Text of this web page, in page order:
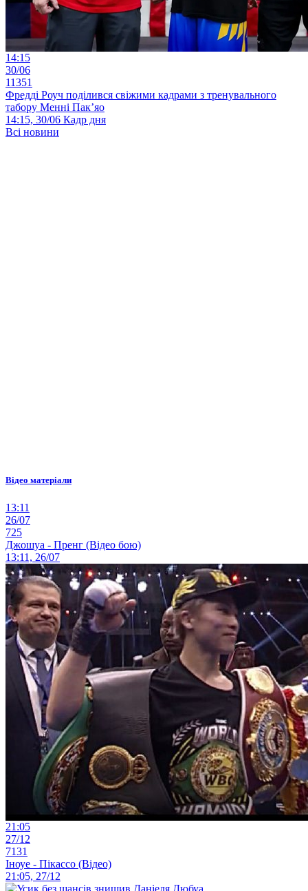
14:15
30/06
11351
Фредді Роуч поділився свіжими кадрами з тренувального
табору Менні Пак’яо
14:15, 30/06 Кадр дня
Всі новини
Відео матеріали
13:11
26/07
725
Джошуа - Пренг (Відео бою)
13:11, 26/07
21:05
27/12
7131
Іноуе - Пікассо (Відео)
21:05, 27/12